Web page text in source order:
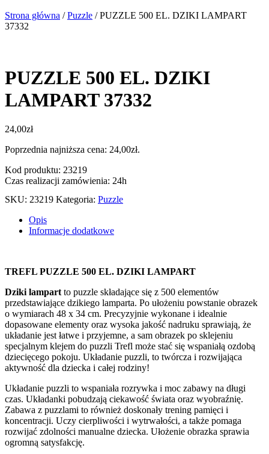
Strona główna /Puzzle / PUZZLE 500 EL. DZIKI LAMPART
37332
PUZZLE 500 EL. DZIKI
LAMPART 37332
24,00zł
Poprzednia najniższa cena: 24,00zł.
Kod produktu: 23219
Czas realizacji zamówienia: 24h
SKU: 23219 Kategoria: Puzzle
Opis
Informacje dodatkowe
TREFL PUZZLE 500 EL. DZIKI LAMPART
Dziki lampart to puzzle składające się z 500 elementów
przedstawiające dzikiego lamparta. Po ułożeniu powstanie obrazek
o wymiarach 48 x 34 cm. Precyzyjnie wykonane i idealnie
dopasowane elementy oraz wysoka jakość nadruku sprawiają, że
układanie jest łatwe i przyjemne, a sam obrazek po sklejeniu
specjalnym klejem do puzzli Trefl może stać się wspaniałą ozdobą
dziecięcego pokoju. Układanie puzzli, to twórcza i rozwijająca
aktywność dla dziecka i całej rodziny!
Układanie puzzli to wspaniała rozrywka i moc zabawy na długi
czas. Układanki pobudzają ciekawość świata oraz wyobraźnię.
Zabawa z puzzlami to również doskonały trening pamięci i
koncentracji. Uczy cierpliwości i wytrwałości, a także pomaga
rozwijać zdolności manualne dziecka. Ułożenie obrazka sprawia
ogromną satysfakcję.